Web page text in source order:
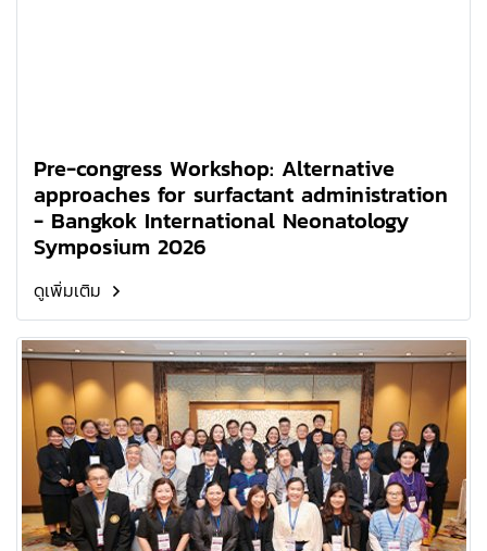
Pre-congress Workshop: Alternative
approaches for surfactant administration
- Bangkok International Neonatology
Symposium 2026
ดูเพิ่มเติม